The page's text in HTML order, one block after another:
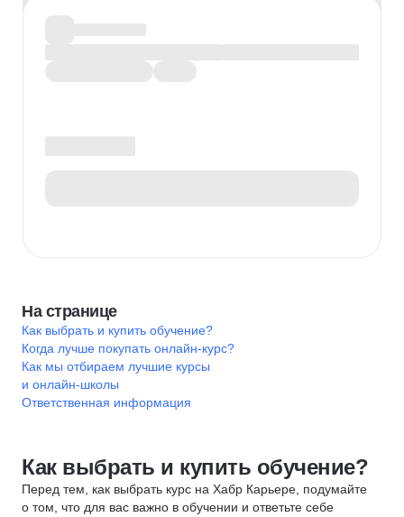
На странице
Как выбрать и купить обучение?
Когда лучше покупать онлайн-курс?
Как мы отбираем лучшие курсы
и онлайн-школы
Ответственная информация
Как выбрать и купить обучение?
Перед тем, как выбрать курс на Хабр Карьере, подумайте
о том, что для вас важно в обучении и ответьте себе